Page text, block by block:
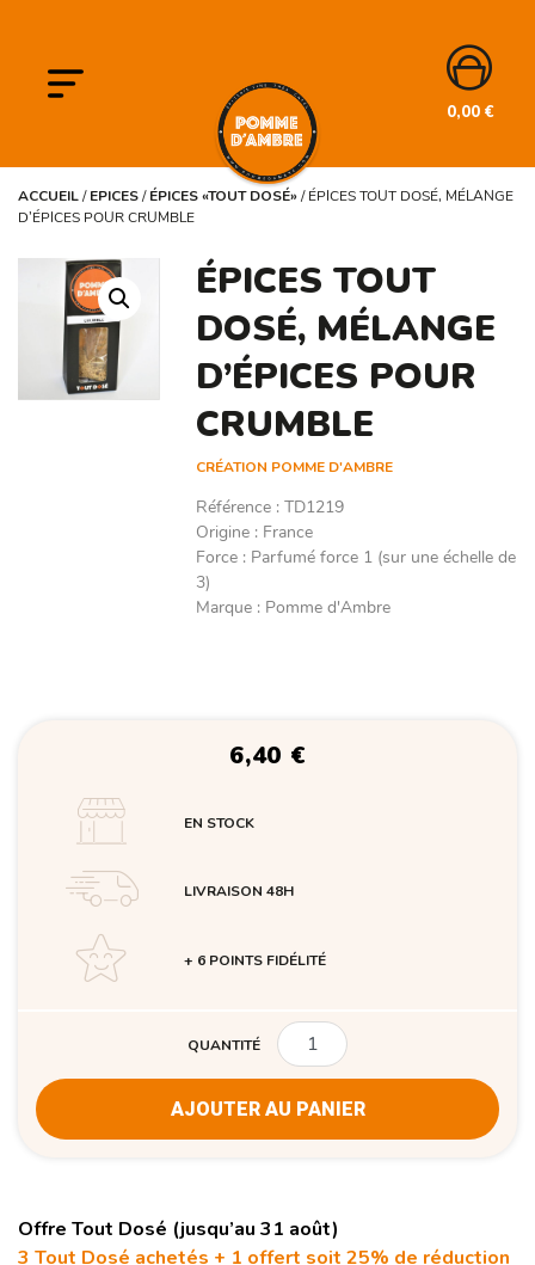
0,00 €
ACCUEIL/EPICES/ÉPICES «TOUT DOSÉ»/ÉPICES TOUT DOSÉ, MÉLANGE
D’ÉPICES POUR CRUMBLE
ÉPICES TOUT
DOSÉ, MÉLANGE
D’ÉPICES POUR
CRUMBLE
CRÉATION POMME D'AMBRE
Référence :TD1219
Origine : France
Force : Parfumé force 1 (sur une échelle de
3)
Marque : Pomme d'Ambre
6,40 €
EN STOCK
LIVRAISON 48H
+ 6 POINTS FIDÉLITÉ
QUANTITÉ
AJOUTER AU PANIER
Offre Tout Dosé (jusqu’au 31 août)
3 Tout Dosé achetés + 1 offert soit 25% de réduction